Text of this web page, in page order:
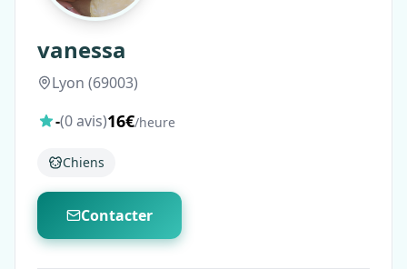
vanessa
Lyon (69003)
-(0 avis)16€/heure
Chiens
Contacter